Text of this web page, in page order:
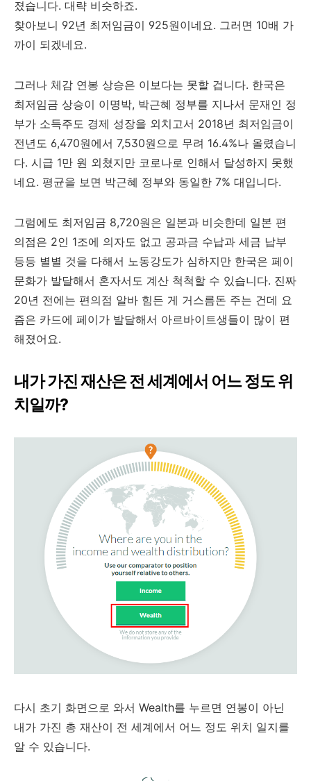
졌습니다. 대략 비슷하죠.
찾아보니 92년 최저임금이 925원이네요. 그러면 10배 가
까이 되겠네요.
그러나 체감 연봉 상승은 이보다는 못할 겁니다. 한국은
최저임금 상승이 이명박, 박근혜 정부를 지나서 문재인 정
부가 소득주도 경제 성장을 외치고서 2018년 최저임금이
전년도 6,470원에서 7,530원으로 무려 16.4%나 올렸습니
다. 시급 1만 원 외쳤지만 코로나로 인해서 달성하지 못했
네요. 평균을 보면 박근혜 정부와 동일한 7% 대입니다.
그럼에도 최저임금 8,720원은 일본과 비슷한데 일본 편
의점은 2인 1조에 의자도 없고 공과금 수납과 세금 납부
등등 별별 것을 다해서 노동강도가 심하지만 한국은 페이
문화가 발달해서 혼자서도 계산 척척할 수 있습니다. 진짜
20년 전에는 편의점 알바 힘든 게 거스름돈 주는 건데 요
즘은 카드에 페이가 발달해서 아르바이트생들이 많이 편
해졌어요.
내가 가진 재산은 전 세계에서 어느 정도 위
치일까?
다시 초기 화면으로 와서 Wealth를 누르면 연봉이 아닌
내가 가진 총 재산이 전 세계에서 어느 정도 위치 일지를
알 수 있습니다.